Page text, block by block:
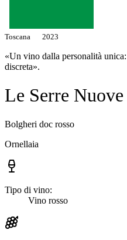
Toscana 2023
«Un vino dalla personalità
discreta».
Le Serre
Bolgheri doc rosso
Ornellaia
Tipo di vino:
Vino rosso